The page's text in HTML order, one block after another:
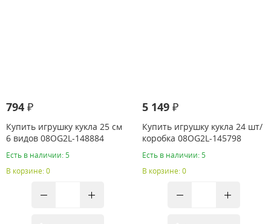
794 ₽
Купить игрушку кукла 25 см
6 видов 08OG2L-148884
Есть в наличии: 5
В корзине: 0
5 149 ₽
Купить игрушку кукла 24 шт/
коробка 08OG2L-145798
Есть в наличии: 5
В корзине: 0